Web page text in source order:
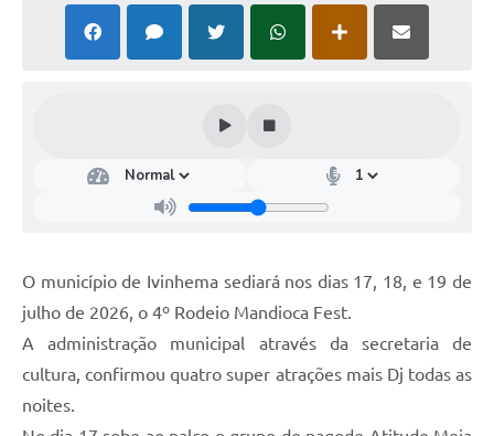
O município de Ivinhema sediará nos dias 17, 18, e 19 de
julho de 2026, o 4º Rodeio Mandioca Fest.
A administração municipal através da secretaria de
cultura, confirmou quatro super atrações mais Dj todas as
noites.